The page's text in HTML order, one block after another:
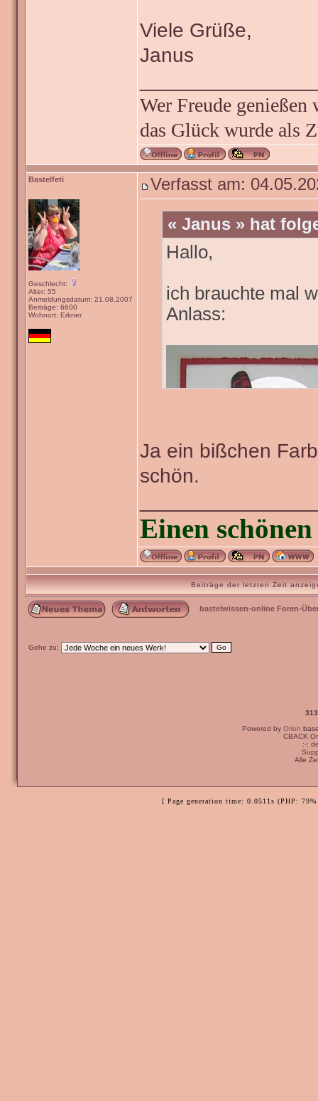
Viele Grüße,
Janus
Wer Freude
das Glück wurde als
Bastelfeti
Geschlecht:
Alter: 55
Anmeldungsdatum: 21.08.2007
Beiträge: 6600
Wohnort: Erkner
Verfasst am:
« Janus » hat
Hallo,
ich brauchte mal
Anlass:
Ich bin der
auf einer
Viele Grüße,
Ja ein bißchen
schön.
Einen
Beiträge der letzten Zeit
bastelwissen-online Foren-
Gehe zu:
Powered by Orion
CBACK
:-:
Alle
[ Page generation time: 0.0511s (PHP: